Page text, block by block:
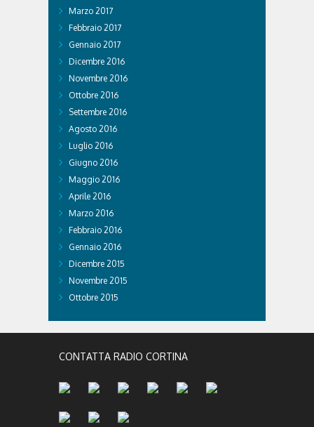
Marzo 2017
Febbraio 2017
Gennaio 2017
Dicembre 2016
Novembre 2016
Ottobre 2016
Settembre 2016
Agosto 2016
Luglio 2016
Giugno 2016
Maggio 2016
Aprile 2016
Marzo 2016
Febbraio 2016
Gennaio 2016
Dicembre 2015
Novembre 2015
Ottobre 2015
CONTATTA RADIO CORTINA